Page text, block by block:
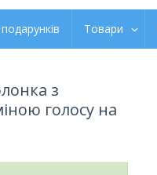
Товари
з
голосу на